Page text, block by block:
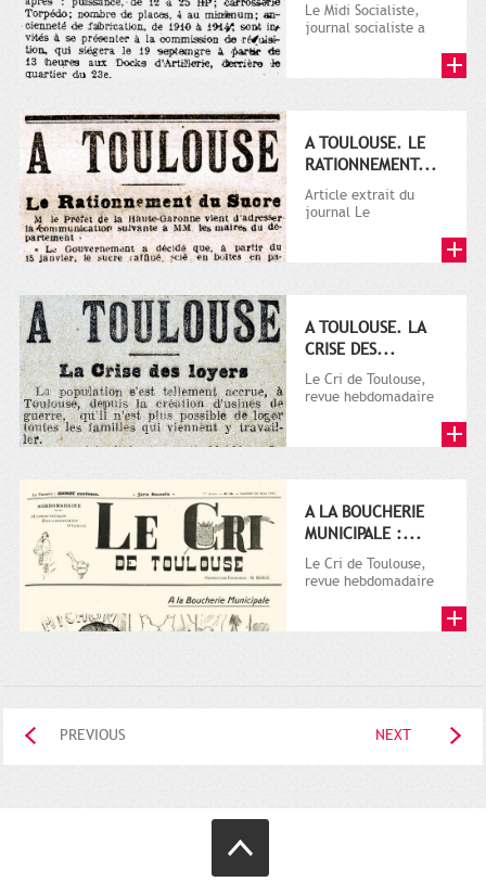
Le Midi Socialiste,
journal socialiste a
A TOULOUSE. LE
RATIONNEMENT...
Article extrait du
journal Le
A TOULOUSE. LA
CRISE DES...
Le Cri de Toulouse,
revue hebdomadaire
A LA BOUCHERIE
MUNICIPALE :...
Le Cri de Toulouse,
revue hebdomadaire
PREVIOUS NEXT